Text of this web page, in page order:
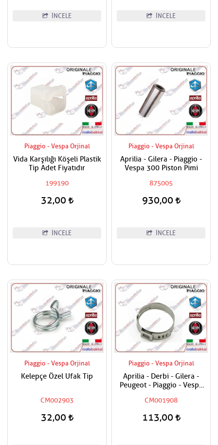
İNCELE İNCELE
Piaggio - Vespa Orjinal
Vida Karşılığı Köşeli Plastik
Tip Adet Fiyatıdır
199190
32,00
İNCELE
Piaggio - Vespa Orjinal
Aprilia - Gilera - Piaggio -
Vespa 300 Piston Pimi
875005
930,00
İNCELE
Piaggio - Vespa Orjinal
Kelepçe Özel Ufak Tip
CM002903
32,00
Piaggio - Vespa Orjinal
Aprilia - Derbi - Gilera -
Peugeot - Piaggio - Vespa
Kelepçesi
CM001908
113,00